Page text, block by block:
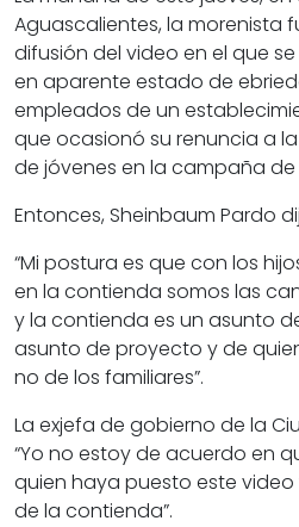
Aguascalientes, la morenista
difusión del video en el que
en aparente estado de
empleados de un
que ocasionó su renuncia a
de jóvenes en la campaña de
Entonces, Sheinbaum Pardo
“Mi postura es que con los
en la contienda somos las
y la contienda es un asunto
asunto de proyecto y de
no de los familiares”.
La exjefa de gobierno de la
“Yo no estoy de acuerdo en
quien haya puesto este
de la contienda”.